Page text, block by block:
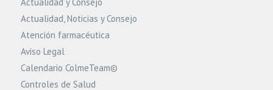
Actualidad, Noticias y Consejo
Atención farmacéutica
Aviso Legal
Calendario ColmeTeam©
Controles de Salud